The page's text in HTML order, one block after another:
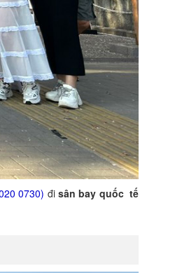
0730) đi sân bay quốc tế